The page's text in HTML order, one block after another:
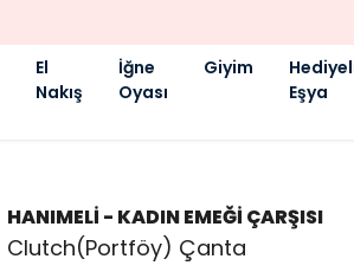
El
Nakış
İğne
Oyası
Giyim
Eşya
HANIMELİ - KADIN EMEĞİ ÇARŞISI
Clutch(Portföy) Çanta